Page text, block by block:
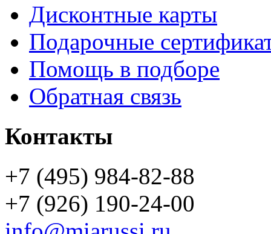
Дисконтные карты
Подарочные
Помощь в подборе
Обратная связь
Контакты
+7 (495) 984-82-88
+7 (926) 190-24-00